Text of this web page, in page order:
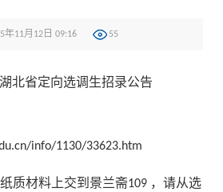
年11月12日 09:16 55
北省定向选调生招录公告
info/1130/33623.htm
质材料上交到景兰斋109 ，请从选